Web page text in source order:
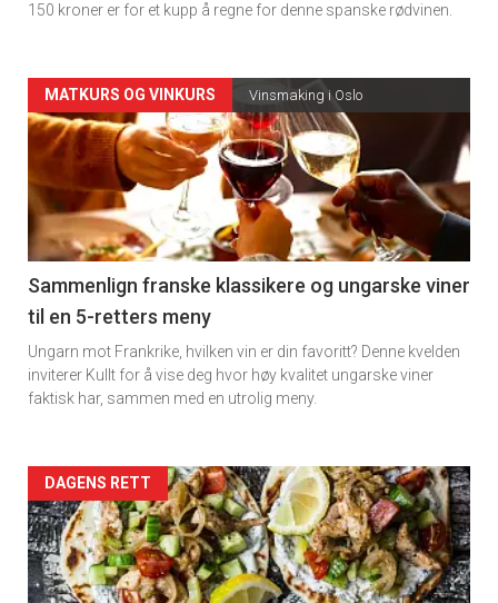
150 kroner er for et kupp å regne for denne spanske rødvinen.
Forsiden
akkurat
nå
-
5
MATKURS OG VINKURS Vinsmaking i Oslo
Sammenlign franske klassikere og ungarske viner
til en 5-retters meny
Ungarn mot Frankrike, hvilken vin er din favoritt? Denne kvelden
inviterer Kullt for å vise deg hvor høy kvalitet ungarske viner
faktisk har, sammen med en utrolig meny.
Forsiden
akkurat
nå
DAGENS RETT